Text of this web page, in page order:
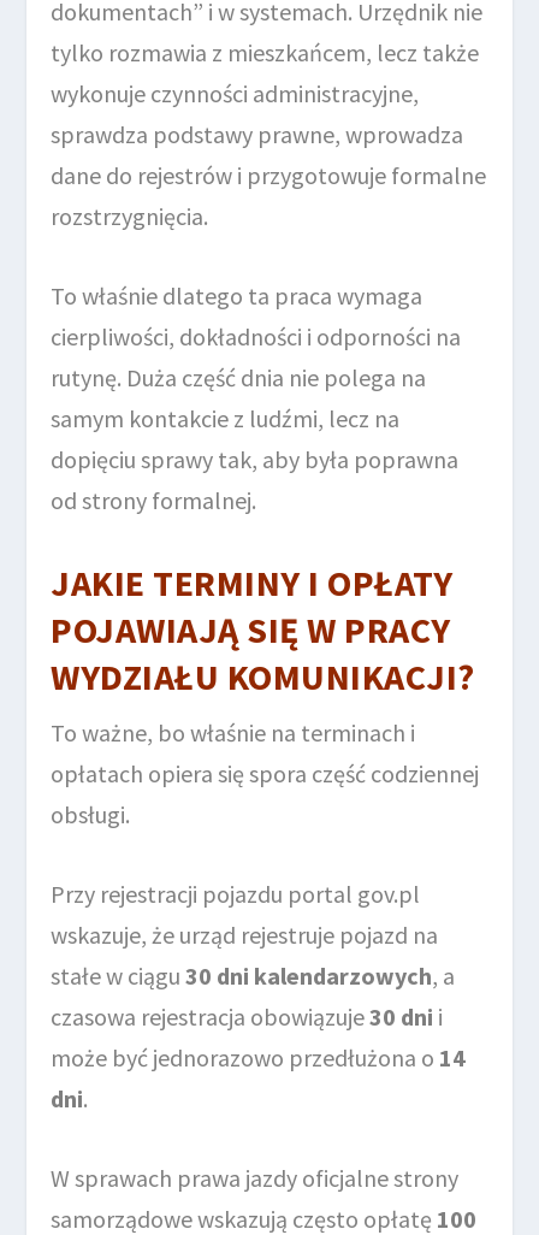
dokumentach” i w systemach. Urzędnik nie
tylko rozmawia z mieszkańcem, lecz także
wykonuje czynności administracyjne,
sprawdza podstawy prawne, wprowadza
dane do rejestrów i przygotowuje formalne
rozstrzygnięcia.
To właśnie dlatego ta praca wymaga
cierpliwości, dokładności i odporności na
rutynę. Duża część dnia nie polega na
samym kontakcie z ludźmi, lecz na
dopięciu sprawy tak, aby była poprawna
od strony formalnej.
JAKIE TERMINY I OPŁATY
POJAWIAJĄ SIĘ W PRACY
WYDZIAŁU KOMUNIKACJI?
To ważne, bo właśnie na terminach i
opłatach opiera się spora część codziennej
obsługi.
Przy rejestracji pojazdu portal gov.pl
wskazuje, że urząd rejestruje pojazd na
stałe w ciągu30 dni kalendarzowych, a
czasowa rejestracja obowiązuje30 dni i
może być jednorazowo przedłużona o 14
dni.
W sprawach prawa jazdy oficjalne strony
samorządowe wskazują często opłatę 100